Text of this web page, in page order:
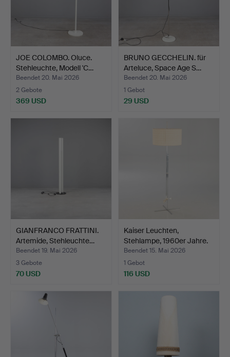
JOE COLOMBO. Oluce.
Stehleuchte, Modell 'C…
Beendet 20. Mai 2026
2 Gebote
369 USD
BRUNO GECCHELIN. für
Arteluce, Space Age S…
Beendet 20. Mai 2026
1 Gebot
29 USD
GIANFRANCO FRATTINI.
Artemide, Stehleuchte…
Beendet 19. Mai 2026
3 Gebote
70 USD
Kaiser Leuchten,
Stehlampe, 1960er Jahre.
Beendet 15. Mai 2026
1 Gebot
116 USD